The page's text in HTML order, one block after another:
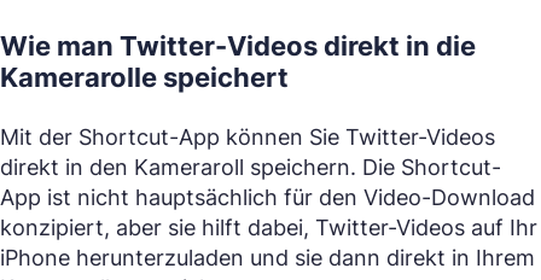
Wie man Twitter-Videos direkt in die
Kamerarolle speichert
Mit der Shortcut-App können Sie Twitter-Videos
direkt in den Kameraroll speichern. Die Shortcut-
App ist nicht hauptsächlich für den Video-Download
konzipiert, aber sie hilft dabei, Twitter-Videos auf Ihr
iPhone herunterzuladen und sie dann direkt in Ihrem